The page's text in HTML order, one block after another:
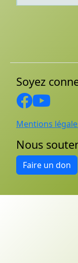
Soyez
Mentions
Nous
Faire un don